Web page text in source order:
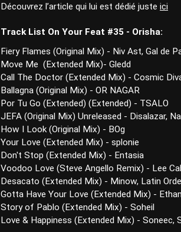
Découvrez l’article qui lui est dédié juste ici
Track List On Your Feat #35 - Orisha:
Fiery Flames (Original Mix) - Niv Ast, Gal de
Move Me (Extended Mix)- Gledd
Call The Doctor (Extended Mix) - Cosmic
Ballagna (Original Mix) - OR NAGAR
Por Tu Go (Extended) (Extended) - TSALO
JEFA (Original Mix) Unreleased - Disalazar,
How I Look (Original Mix) - BOg
Your Love (Extended Mix) - splonie
Don't Stop (Extended Mix) - Entasia
Voodoo Love (Steve Angello Remix) - Lee
Desacato (Extended Mix) - Minow, Latin
Gotta Have Your Love (Extended Mix) -
Story of Pablo (Extended Mix) - Soheil
Love & Happiness (Extended Mix) - Soneec,